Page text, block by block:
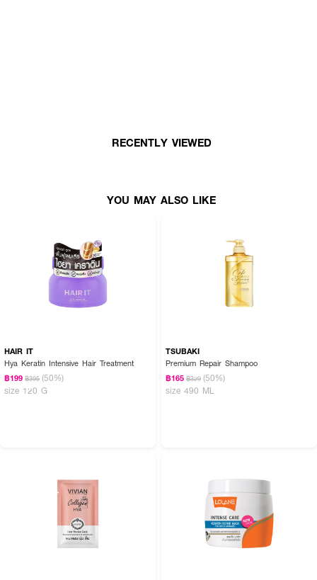
● และเพิ่มวอลลุ่มให้เส้นผมดูหนา
● ขนาด 530 ml.
RECENTLY VIEWED
YOU MAY ALSO LIKE
HAIR IT
Hya Keratin Intensive Hair Treatment
฿199 ฿395 (50%)
size 120 G
TSUBAKI
Premium Repair Shampoo
฿165 ฿329 (50%)
size 490 ML